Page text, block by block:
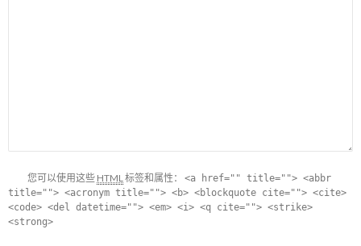
您可以使用这些 HTML标签和属性： <a href="" title=""> <abbr
title=""> <acronym title=""> <b> <blockquote cite=""> <cite>
<code> <del datetime=""> <em> <i> <q cite=""> <strike>
<strong>